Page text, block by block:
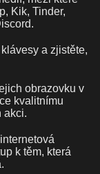
Kik, Tinder,
a zjistěte,
obrazovku v
kvalitnímu
akci.
k těm, která